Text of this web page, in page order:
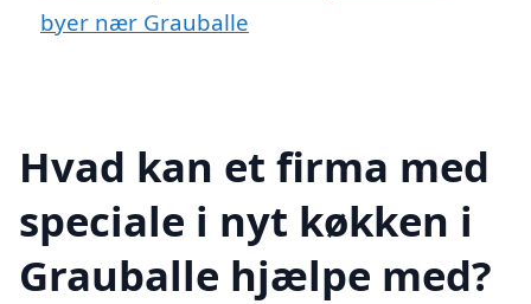
byer nær Grauballe
Hvad kan et firma med
speciale i nyt køkken i
Grauballe hjælpe med?